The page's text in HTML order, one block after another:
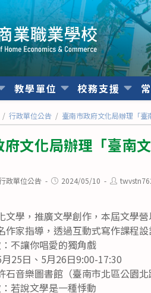
教學單位 校務支援
/ 行政單位公告 / 臺南市政府文化局辦理「
府文化局辦理「臺南
政單位公告
Post2024/05/10
Post
文學，推廣文學創作，本屆文學
作家指導，透過互動式寫作課程
不讓你唱愛的獨角戲
25日、5月26日9:00-17:30
石音樂圖書館（臺南市北區公園北
若說文學是一種悸動